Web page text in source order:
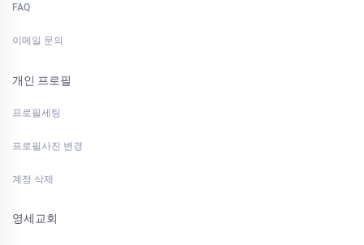
FAQ
이메일 문의
개인 프로필
프로필세팅
프로필사진 변경
계정 삭제
영세교회